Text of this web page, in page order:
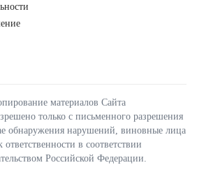
материалов Сайта
только с письменного разрешения
обнаружения нарушений, виновные лица
в соответствии
Российской Федерации.